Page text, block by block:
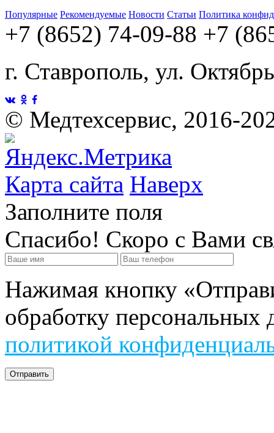
Популярные Рекомендуемые Новости Статьи Политика
+7 (8652) 74-09-88 +7
г. Ставрополь, ул.
© Медтехсервис, 2016-
Карта сайта Наверх
Заполните поля
Спасибо! Скоро с Вами
Нажимая кнопку
обработку персональных
политикой
Отправить